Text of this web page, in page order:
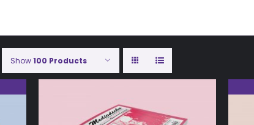
Show100 Products